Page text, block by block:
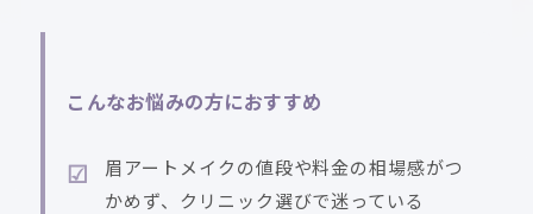
こんなお悩みの方におすすめ
眉アートメイクの値段や料金の相場感がつ
かめず、クリニック選びで迷っている